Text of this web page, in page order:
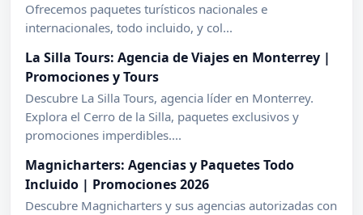
Ofrecemos paquetes turísticos nacionales e
internacionales, todo incluido, y col...
La Silla Tours: Agencia de Viajes en Monterrey |
Promociones y Tours
Descubre La Silla Tours, agencia líder en Monterrey.
Explora el Cerro de la Silla, paquetes exclusivos y
promociones imperdibles....
Magnicharters: Agencias y Paquetes Todo
Incluido | Promociones 2026
Descubre Magnicharters y sus agencias autorizadas con